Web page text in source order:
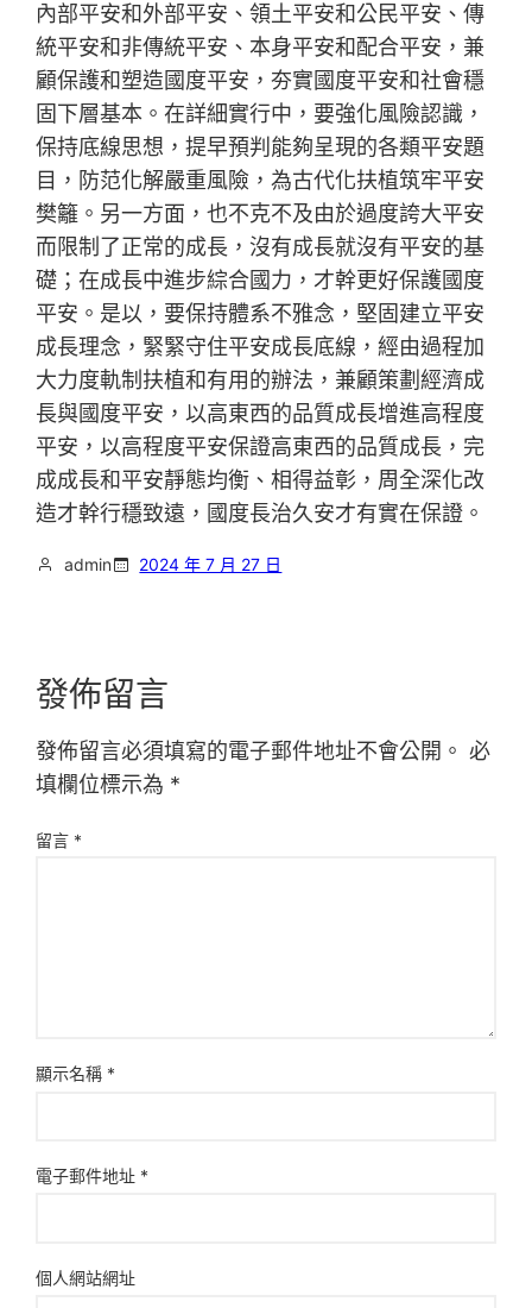
內部平安和外部平安、領土平安和公民平安、傳
統平安和非傳統平安、本身平安和配合平安，兼
顧保護和塑造國度平安，夯實國度平安和社會穩
固下層基本。在詳細實行中，要強化風險認識，
保持底線思想，提早預判能夠呈現的各類平安題
目，防范化解嚴重風險，為古代化扶植筑牢平安
樊籬。另一方面，也不克不及由於過度誇大平安
而限制了正常的成長，沒有成長就沒有平安的基
礎；在成長中進步綜合國力，才幹更好保護國度
平安。是以，要保持體系不雅念，堅固建立平安
成長理念，緊緊守住平安成長底線，經由過程加
大力度軌制扶植和有用的辦法，兼顧策劃經濟成
長與國度平安，以高東西的品質成長增進高程度
平安，以高程度平安保證高東西的品質成長，完
成成長和平安靜態均衡、相得益彰，周全深化改
造才幹行穩致遠，國度長治久安才有實在保證。
admin 2024 年 7 月 27 日
發佈留言
發佈留言必須填寫的電子郵件地址不會公開。 必
填欄位標示為 *
留言 *
顯示名稱 *
電子郵件地址 *
個人網站網址